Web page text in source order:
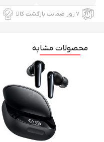
۷ روز ضمانت بازگشت کالا
محصولات مشابه